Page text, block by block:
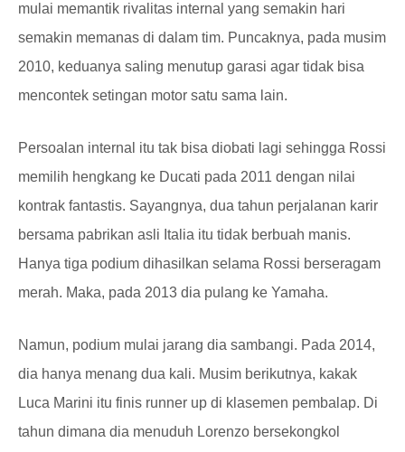
mulai memantik rivalitas internal yang semakin hari
semakin memanas di dalam tim. Puncaknya, pada musim
2010, keduanya saling menutup garasi agar tidak bisa
mencontek setingan motor satu sama lain.
Persoalan internal itu tak bisa diobati lagi sehingga Rossi
memilih hengkang ke Ducati pada 2011 dengan nilai
kontrak fantastis. Sayangnya, dua tahun perjalanan karir
bersama pabrikan asli Italia itu tidak berbuah manis.
Hanya tiga podium dihasilkan selama Rossi berseragam
merah. Maka, pada 2013 dia pulang ke Yamaha.
Namun, podium mulai jarang dia sambangi. Pada 2014,
dia hanya menang dua kali. Musim berikutnya, kakak
Luca Marini itu finis runner up di klasemen pembalap. Di
tahun dimana dia menuduh Lorenzo bersekongkol